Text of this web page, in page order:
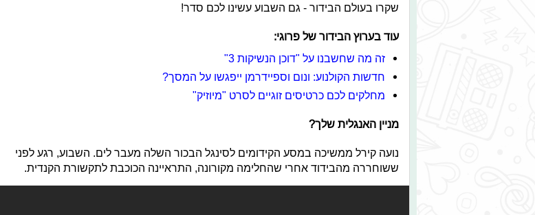
שקרו בעולם הבידור - גם השבוע עשינו לכם סדר!
עוד בערוץ הבידור של פרוגי:
זה מה שחשבנו על "דוכן הנשיקות 3"
חדשות הקולנוע: ונום וספיידרמן ייפגשו על המסך?
מחלקים לכם כרטיסים זוגיים לסרט "מיוזיק"
מניין האנגלית שלך?
נועה קירל ממשיכה במסע הקידומים לסינגל הבכור השלה מעבר לים. השבוע, רגע לפני
ששוחררה מהבידוד אחרי שהחלימה מקורונה, התראיינה הכוכבת לתקשורת הקנדית.